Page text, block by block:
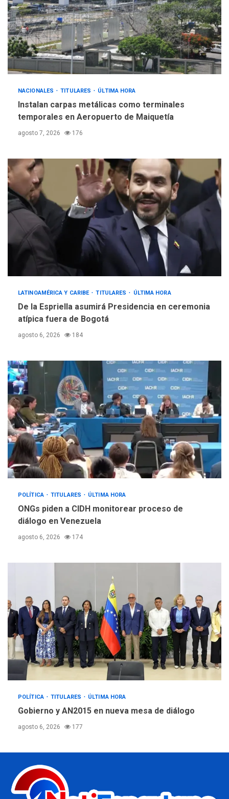
INTERNACIONALES ÚLTIMA HORA
Hiroshima 81 años de la
debacle atómica. Japón
debate principios no
nucleares
NACIONALES TITULARES ÚLTIMA HORA
Instalan carpas metálicas como terminales
temporales en Aeropuerto de Maiquetía
agosto 7, 2026 176
LATINOAMÉRICA Y CARIBE TITULARES ÚLTIMA HORA
De la Espriella asumirá Presidencia en ceremonia
atípica fuera de Bogotá
agosto 6, 2026 184
POLÍTICA TITULARES ÚLTIMA HORA
ONGs piden a CIDH monitorear proceso de
diálogo en Venezuela
agosto 6, 2026 174
POLÍTICA TITULARES ÚLTIMA HORA
Gobierno y AN2015 en nueva mesa de diálogo
agosto 6, 2026 177